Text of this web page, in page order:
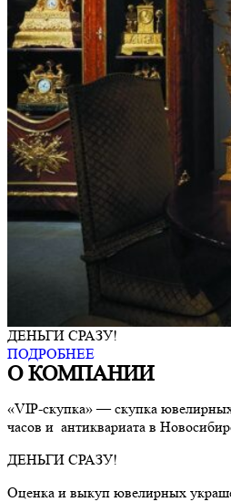
ДЕНЬГИ СРАЗУ!
ПОДРОБНЕЕ
О КОМПАНИИ
«VIP-скупка» — скупка
часов и антиквариата в
ДЕНЬГИ СРАЗУ!
Оценка и выкуп ювелирных